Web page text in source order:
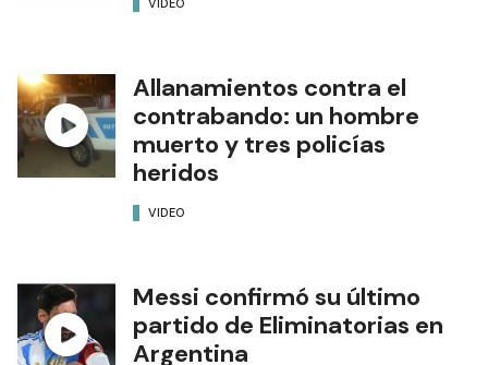
VIDEO
Allanamientos contra el
contrabando: un hombre
muerto y tres policías
heridos
VIDEO
Messi confirmó su último
partido de Eliminatorias en
Argentina